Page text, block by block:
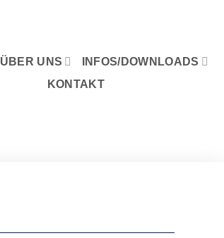
ÜBER UNS
INFOS/DOWNLOADS
KONTAKT